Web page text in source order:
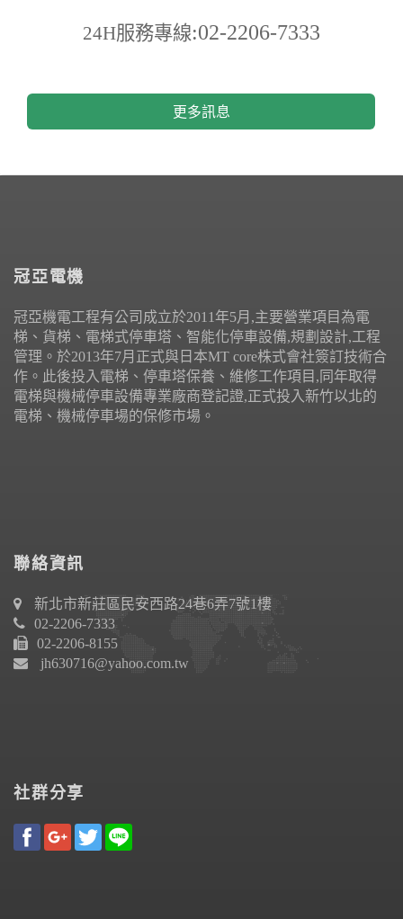
24H服務專線:02-2206-7333
更多訊息
冠亞電機
冠亞機電工程有公司成立於2011年5月,主要營業項目為電
梯、貨梯、電梯式停車塔、智能化停車設備,規劃設計,工程
管理。於2013年7月正式與日本MT core株式會社簽訂技術合
作。此後投入電梯、停車塔保養、維修工作項目,同年取得
電梯與機械停車設備專業廠商登記證,正式投入新竹以北的
電梯、機械停車場的保修市場。
聯絡資訊
新北市新莊區民安西路24巷6弄7號1樓
02-2206-7333
02-2206-8155
jh630716@yahoo.com.tw
社群分享